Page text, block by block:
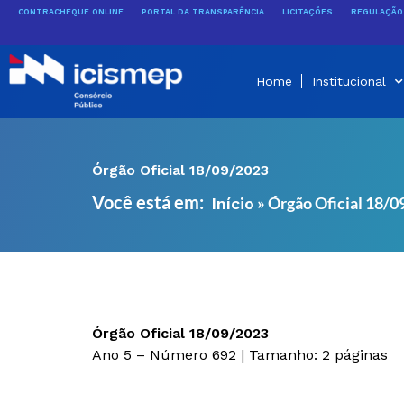
conteúdo
CONTRACHEQUE ONLINE PORTAL DA TRANSPARÊNCIA LICITAÇÕES
Home Institucional
Órgão Oficial 18/09/2023
Você está em: Início »Órgão Oficial 18/
Órgão Oficial 18/09/2023
Ano 5 – Número 692 | Tamanho: 2 páginas